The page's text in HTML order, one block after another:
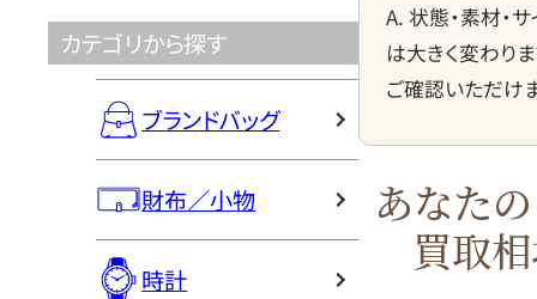
カテゴリから探す
ブランドバッグ
財布／小物
時計
A. 状態・素材・
は大きく変わりま
ご確認いただけ
あなた
買取